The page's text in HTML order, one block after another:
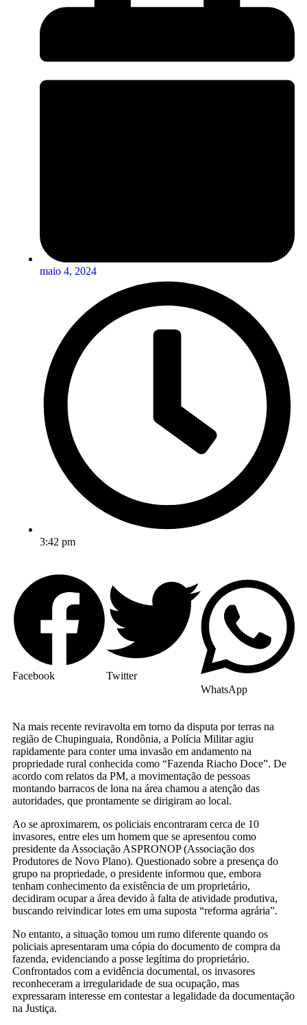
maio 4, 2024
3:42 pm
Facebook
Twitter
WhatsApp
Na mais recente reviravolta em torno da disputa por terras na
região de Chupinguaia, Rondônia, a Polícia Militar agiu
rapidamente para conter uma invasão em andamento na
propriedade rural conhecida como “Fazenda Riacho Doce”. De
acordo com relatos da PM, a movimentação de pessoas
montando barracos de lona na área chamou a atenção das
autoridades, que prontamente se dirigiram ao local.
Ao se aproximarem, os policiais encontraram cerca de 10
invasores, entre eles um homem que se apresentou como
presidente da Associação ASPRONOP (Associação dos
Produtores de Novo Plano). Questionado sobre a presença do
grupo na propriedade, o presidente informou que, embora
tenham conhecimento da existência de um proprietário,
decidiram ocupar a área devido à falta de atividade produtiva,
buscando reivindicar lotes em uma suposta “reforma agrária”.
No entanto, a situação tomou um rumo diferente quando os
policiais apresentaram uma cópia do documento de compra da
fazenda, evidenciando a posse legítima do proprietário.
Confrontados com a evidência documental, os invasores
reconheceram a irregularidade de sua ocupação, mas
expressaram interesse em contestar a legalidade da documentação
na Justiça.